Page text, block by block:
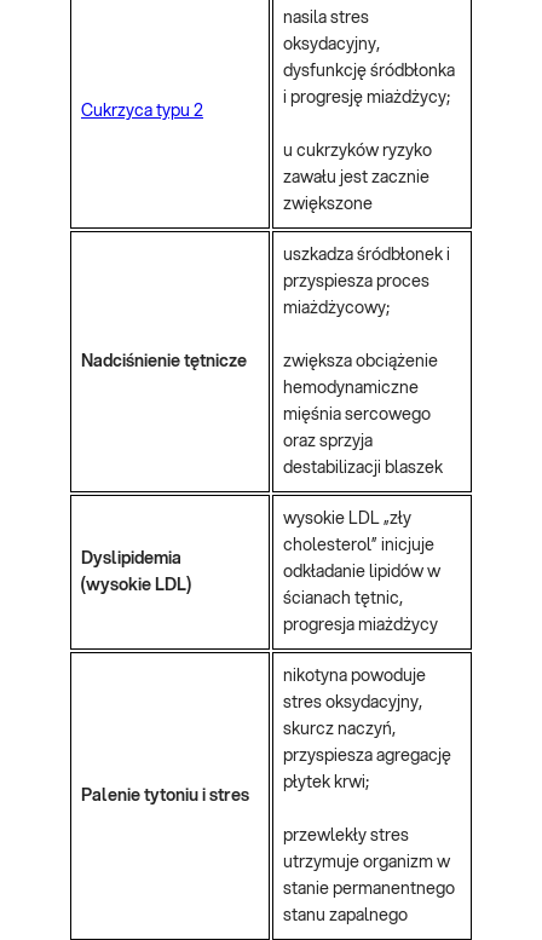
Cukrzyca typu 2
nasila stres
oksydacyjny,
dysfunkcję śródbłonka
i progresję miażdżycy;
u cukrzyków ryzyko
zawału jest zacznie
zwiększone
Nadciśnienie tętnicze
uszkadza śródbłonek i
przyspiesza proces
miażdżycowy;
zwiększa obciążenie
hemodynamiczne
mięśnia sercowego
oraz sprzyja
destabilizacji blaszek
Dyslipidemia
(wysokie LDL)
wysokie LDL „zły
cholesterol” inicjuje
odkładanie lipidów w
ścianach tętnic,
progresja miażdżycy
Palenie tytoniu i stres
nikotyna powoduje
stres oksydacyjny,
skurcz naczyń,
przyspiesza agregację
płytek krwi;
przewlekły stres
utrzymuje organizm w
stanie permanentnego
stanu zapalnego